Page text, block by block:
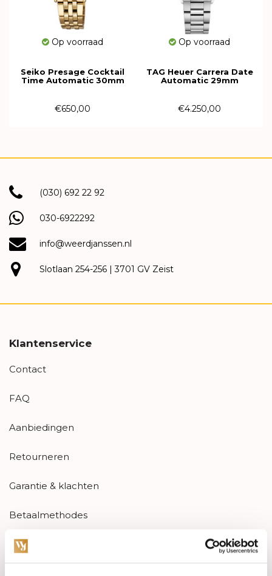
Op voorraad
Seiko Presage Cocktail
Time Automatic 30mm
€650,00
Op voorraad
TAG Heuer Carrera Date
Automatic 29mm
€4.250,00
(030) 692 22 92
030-6922292
info@weerdjanssen.nl
Slotlaan 254-256 | 3701 GV Zeist
Klantenservice
Contact
FAQ
Aanbiedingen
Retourneren
Garantie & klachten
Betaalmethodes
Sitemap